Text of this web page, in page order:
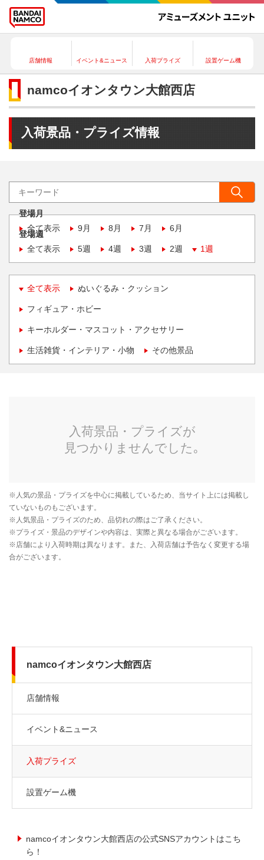
店舗情報 イベント&ニュース 入荷プライズ 設置ゲーム機
namcoイオンタウン大館西店
入荷景品・プライズ情報
登場月
全て表示
9月 8月 7月 6月
登場週
全て表示
5週 4週 3週 2週 1週
全て表示 ぬいぐるみ・クッション
フィギュア・ホビー
キーホルダー・マスコット・アクセサリー
生活雑貨・インテリア・小物 その他景品
namcoイオンタウン大館西店
店舗情報
イベント&ニュース
入荷プライズ
設置ゲーム機
namcoイオンタウン大館西店の公式SNSアカウントはこち
ら！